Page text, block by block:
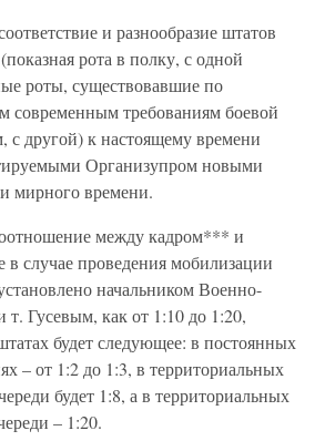
и разнообразие штатов
рота в полку, с одной
роты, существовавшие по
современным требованиям боевой
с другой) к настоящему времени
Организупром новыми
мирного времени.
между кадром*** и
в случае проведения мобилизации
начальником Военно-
Гусевым, как от 1:10 до 1:20,
будет следующее: в постоянных
– от 1:2 до 1:3, в территориальных
будет 1:8, а в территориальных
– 1:20.